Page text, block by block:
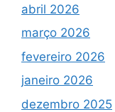
abril 2026
março 2026
fevereiro 2026
janeiro 2026
dezembro 2025